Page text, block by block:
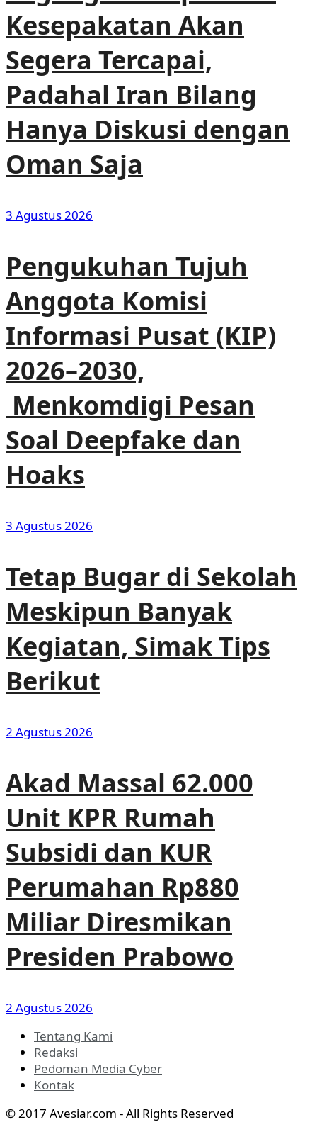
Kesepakatan Akan
Segera Tercapai,
Padahal Iran Bilang
Hanya Diskusi dengan
Oman Saja
3 Agustus 2026
Pengukuhan Tujuh
Anggota Komisi
Informasi Pusat (KIP)
2026–2030,
Menkomdigi Pesan
Soal Deepfake dan
Hoaks
3 Agustus 2026
Tetap Bugar di Sekolah
Meskipun Banyak
Kegiatan, Simak Tips
Berikut
2 Agustus 2026
Akad Massal 62.000
Unit KPR Rumah
Subsidi dan KUR
Perumahan Rp880
Miliar Diresmikan
Presiden Prabowo
2 Agustus 2026
Tentang Kami
Redaksi
Pedoman Media Cyber
Kontak
© 2017 Avesiar.com - All Rights Reserved